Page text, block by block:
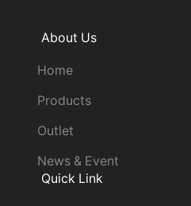
About Us
Home
Products
Outlet
News & Event
Quick Link